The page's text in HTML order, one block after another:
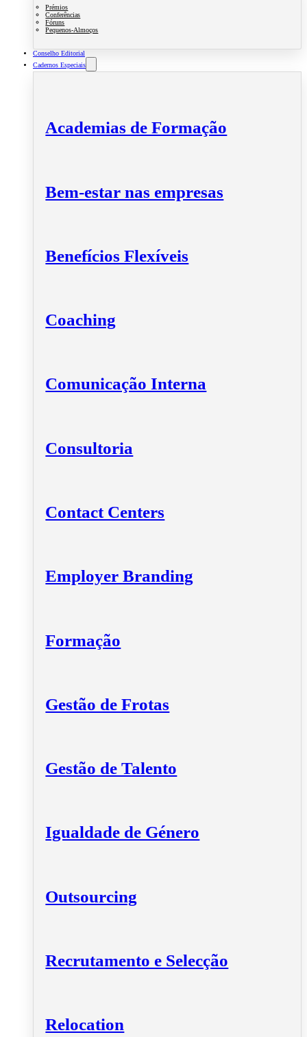
Prémios
Conferências
Fóruns
Pequenos-Almoços
Conselho Editorial
Cadernos Especiais
Academias de Formação
Bem-estar nas empresas
Benefícios Flexíveis
Coaching
Comunicação Interna
Consultoria
Contact Centers
Employer Branding
Formação
Gestão de Frotas
Gestão de Talento
Igualdade de Género
Outsourcing
Recrutamento e Selecção
Relocation